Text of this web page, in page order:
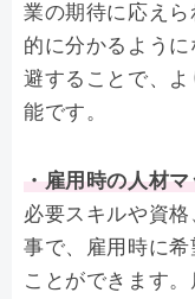
業の期待に応え
的に分かるよう
避することで、
能です。
・雇用時の人材
必要スキルや資
事で、雇用時に
ことができます